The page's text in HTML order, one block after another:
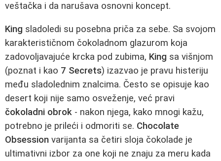
veštačka i da narušava osnovni koncept.
King sladoledi su posebna priča za sebe. Sa svojom
karakterističnom čokoladnom glazurom koja
zadovoljavajuće krcka pod zubima, King sa višnjom
(poznat i kao 7 Secrets) izazvao je pravu histeriju
među sladolednim znalcima. Često se opisuje kao
desert koji nije samo osveženje, već pravi
čokoladni obrok - nakon njega, kako mnogi kažu,
potrebno je prileći i odmoriti se. Chocolate
Obsession varijanta sa četiri sloja čokolade je
ultimativni izbor za one koji ne znaju za meru kada